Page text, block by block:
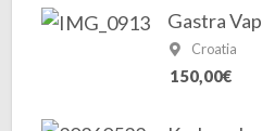
Gastra
Croatia
150,00€